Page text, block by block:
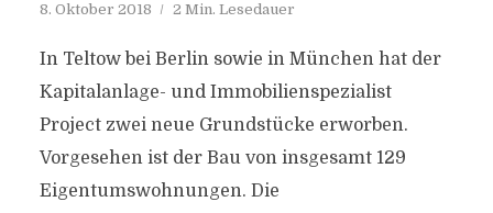
8. Oktober 2018 2 Min. Lesedauer
In Teltow bei Berlin sowie in München hat der
Kapitalanlage- und Immobilienspezialist
Project zwei neue Grundstücke erworben.
Vorgesehen ist der Bau von insgesamt 129
Eigentumswohnungen. Die